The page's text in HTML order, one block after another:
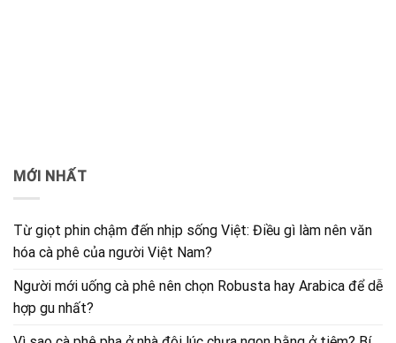
MỚI NHẤT
Từ giọt phin chậm đến nhịp sống Việt: Điều gì làm nên văn
hóa cà phê của người Việt Nam?
Người mới uống cà phê nên chọn Robusta hay Arabica để dễ
hợp gu nhất?